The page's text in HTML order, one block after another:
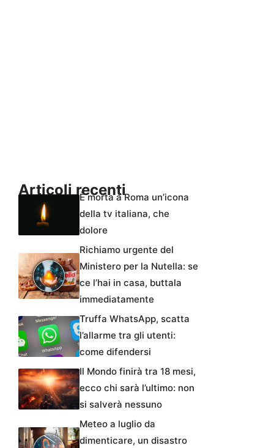
Articoli recentiÈ morta a Roma un’icona
della tv italiana, che
dolore
Richiamo urgente del
Ministero per la Nutella: se
ce l’hai in casa, buttala
immediatamente
Truffa WhatsApp, scatta
l’allarme tra gli utenti:
come difendersi
Il Mondo finirà tra 18 mesi,
ecco chi sarà l’ultimo: non
si salverà nessuno
Meteo a luglio da
dimenticare, un disastro